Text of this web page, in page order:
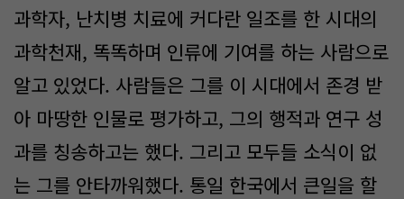
과학자, 난치병 치료에 커다란 일조를 한 시대의
과학천재, 똑똑하며 인류에 기여를 하는 사람으로
알고 있었다. 사람들은 그를 이 시대에서 존경 받
아 마땅한 인물로 평가하고, 그의 행적과 연구 성
과를 칭송하고는 했다. 그리고 모두들 소식이 없
는 그를 안타까워했다. 통일 한국에서 큰일을 할